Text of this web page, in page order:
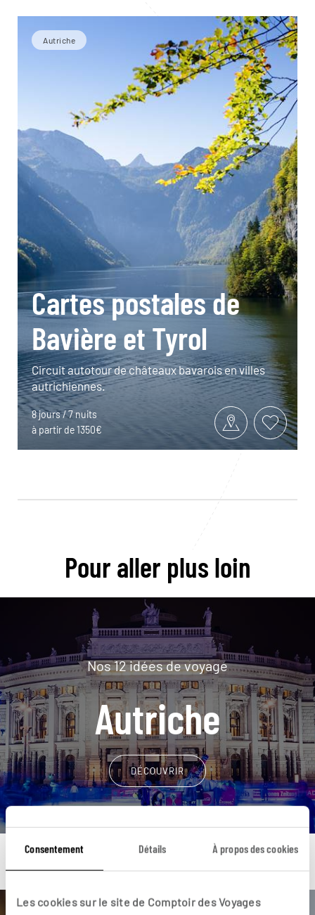
Consentement Détails À propos des cookies
Les cookies sur le site de Comptoir des Voyages
Autriche
Cartes postales de
Bavière et Tyrol
Circuit autotour de châteaux bavarois en villes
autrichiennes.
8 jours / 7 nuits
à partir de 1350€
Pour aller plus loin
Nos 12 idées de voyage
Autriche
DÉCOUVRIR